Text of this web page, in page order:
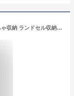
ランドセルラック 約 高さ80cm 絵本棚 おもちゃ収納 ランドセル収納 縦置き 横置き カバン置き 木製 収納 収納ラック 子供部屋 収納棚 引き出し 新生活 ホワイト/ナチュラル/オーク/ウォールナット 【組立品/完成品が選べる】 LRA001198